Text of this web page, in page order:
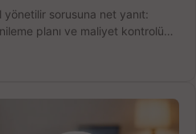
yönetilir sorusuna net yanıt:
planı ve maliyet kontrolü